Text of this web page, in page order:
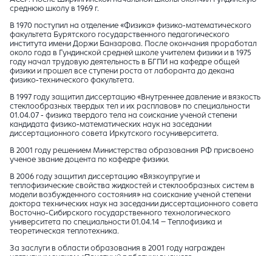
среднюю школу в 1969 г.
В 1970 поступил на отделение «Физика» физико-математического
факультета Бурятского государственного педагогического
института имени Доржи Банзарова. После окончания проработал
около года в Гундинской средней школе учителем физики и в 1975
году начал трудовую деятельность в БГПИ на кафедре общей
физики и прошел все ступени роста от лаборанта до декана
физико-технического факультета.
В 1997 году защитил диссертацию «Внутреннее давление и вязкость
стеклообразных твердых тел и их расплавов» по специальности
01.04.07 - физика твердого тела на соискание ученой степени
кандидата физико-математических наук на заседании
диссертационного совета Иркутского госуниверситета.
В 2001 году решением Министерства образования РФ присвоено
ученое звание доцента по кафедре физики.
В 2006 году защитил диссертацию «Вязкоупругие и
теплофизические свойства жидкостей и стеклообразных систем в
модели возбужденного состояния» на соискание ученой степени
доктора технических наук на заседании диссертационного совета
Восточно-Сибирского государственного технологического
университета по специальности 01.04.14 – Теплофизика и
теоретическая теплотехника.
За заслуги в области образования в 2001 году награжден